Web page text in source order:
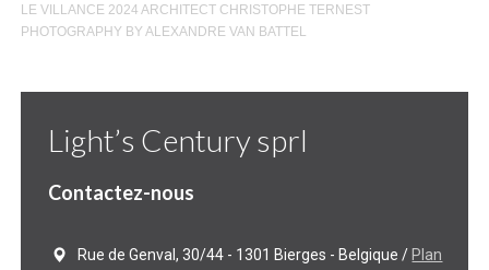
LE VILLANCE 2024 ARCHITECT CHRISTOPHE TERNEST
PHOTOGRAPHY BY ALEXANDRE VAN BATTEL
Light’s Century sprl
Contactez-nous
Rue de Genval, 30/44 - 1301 Bierges - Belgique /Plan